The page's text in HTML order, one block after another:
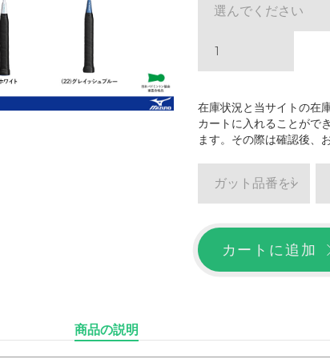
選んでください
在庫状況と当サイトの在
カートに入れることがで
ます。その際は確認後、
ガット品番を選ぶ
カートに追加
商品の説明